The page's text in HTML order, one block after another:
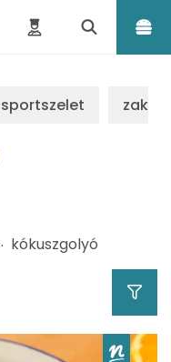
sportszelet
kókuszgolyó